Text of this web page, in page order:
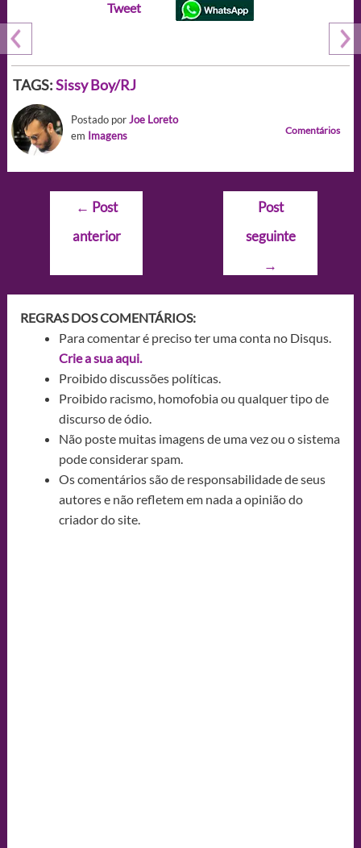
Tweet
TAGS:Sissy Boy/RJ
Postado porJoe Loreto
em Imagens Comentários
Navegação
Post
← Post
anterior
Post
seguinte
→
REGRAS DOS COMENTÁRIOS:
Para comentar é preciso ter uma conta no Disqus.
Crie a sua aqui.
Proibido discussões políticas.
Proibido racismo, homofobia ou qualquer tipo de
discurso de ódio.
Não poste muitas imagens de uma vez ou o sistema
pode considerar spam.
Os comentários são de responsabilidade de seus
autores e não refletem em nada a opinião do
criador do site.